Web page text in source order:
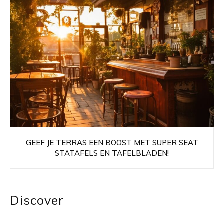
GEEF JE TERRAS EEN BOOST MET SUPER SEAT
STATAFELS EN TAFELBLADEN!
Discover